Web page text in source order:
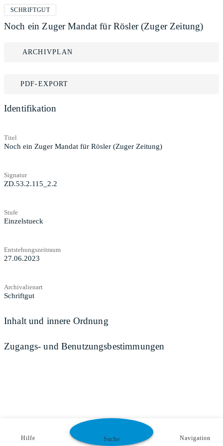
SCHRIFTGUT
Noch ein Zuger Mandat für Rösler (Zuger Zeitung)
ARCHIVPLAN
PDF-EXPORT
Identifikation
Titel
Noch ein Zuger Mandat für Rösler (Zuger Zeitung)
Signatur
ZD.53.2.115_2.2
Stufe
Einzelstueck
Entstehungszeitraum
27.06.2023
Archivalienart
Schriftgut
Inhalt und innere Ordnung
Zugangs- und Benutzungsbestimmungen
Hilfe Suche Navigation